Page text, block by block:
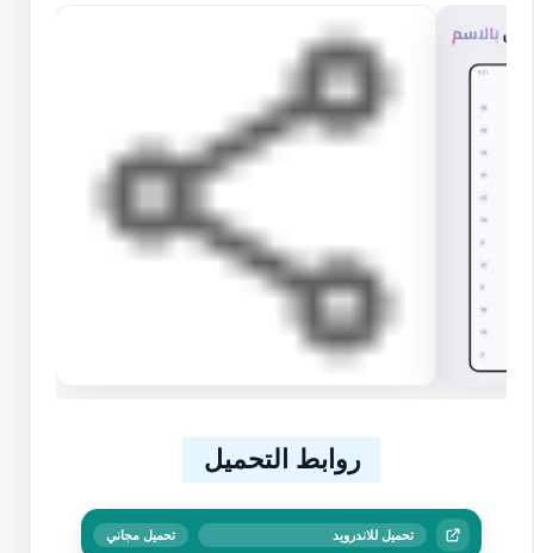
روابط التحميل
تحميل للاندرويد تحميل مجاني